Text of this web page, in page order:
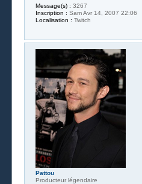
Message(s) : 3267
Inscription : Sam Avr 14, 2007 22:06
Localisation : Twitch
Pattou
Producteur légendaire